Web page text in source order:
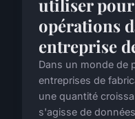
utiliser
opérations
entreprise
Dans un monde de
entreprises de
une quantité
s'agisse de